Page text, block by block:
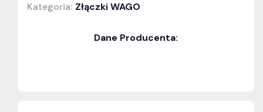
Kategoria: Złączki WAGO
Dane Producenta: